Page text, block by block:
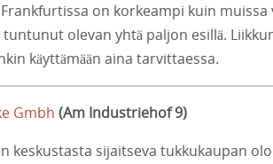
on korkeampi kuin muissa
olevan yhtä paljon esillä.
käyttämään aina tarvittaessa.
Gmbh (Am Industriehof 9)
keskustasta sijaitseva tukkukaupan